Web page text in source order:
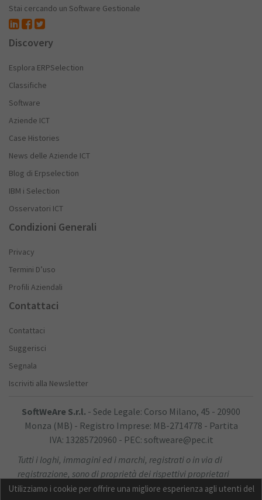
Stai cercando un Software Gestionale
Discovery
Esplora ERPSelection
Classifiche
Software
Aziende ICT
Case Histories
News delle Aziende ICT
Blog di Erpselection
IBM i Selection
Osservatori ICT
Condizioni Generali
Privacy
Termini D’uso
Profili Aziendali
Contattaci
Contattaci
Suggerisci
Segnala
Iscriviti alla Newsletter
SoftWeAre S.r.l. - Sede Legale: Corso Milano, 45 - 20900
Monza (MB) - Registro Imprese: MB-2714778 - Partita
IVA: 13285720960 - PEC: softweare@pec.it
Tutti i loghi, immagini ed i marchi, registrati o in via di
registrazione, sono di proprietà dei rispettivi proprietari
Utilizziamo i cookie per offrire una migliore esperienza agli utenti del